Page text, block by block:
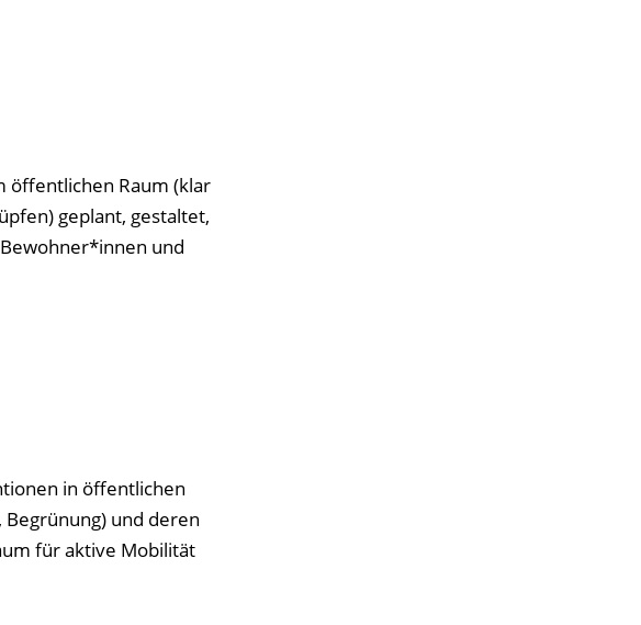
öffentlichen Raum (klar
geplant, gestaltet,
und
in öffentlichen
und deren
für aktive Mobilität